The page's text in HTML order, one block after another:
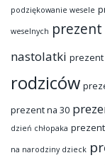
podziękowanie wesele
weselnych
nastolatki prezent
rodziców
prezent na 30
dzień chłopaka
na narodziny dzieck